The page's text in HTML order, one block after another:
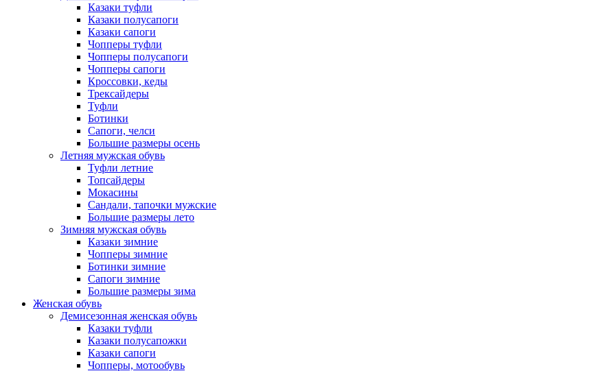
Казаки туфли
Казаки полусапоги
Казаки сапоги
Чопперы туфли
Чопперы полусапоги
Чопперы сапоги
Кроссовки, кеды
Трексайдеры
Туфли
Ботинки
Сапоги, челси
Большие размеры осень
Летняя мужская обувь
Туфли летние
Топсайдеры
Мокасины
Сандали, тапочки мужские
Большие размеры лето
Зимняя мужская обувь
Казаки зимние
Чопперы зимние
Ботинки зимние
Сапоги зимние
Большие размеры зима
Женская обувь
Демисезонная женская обувь
Казаки туфли
Казаки полусапожки
Казаки сапоги
Чопперы, мотообувь